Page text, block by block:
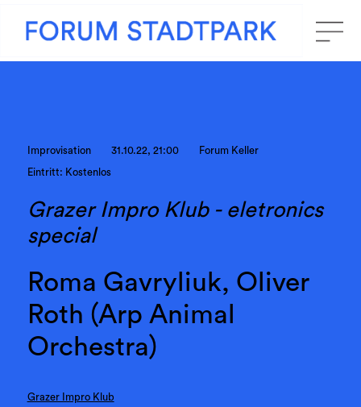
Improvisation 31.10.22, 21:00 Forum Keller
Eintritt: Kostenlos
Grazer Impro Klub - eletronics
special
Roma Gavryliuk, Oliver
Roth (Arp Animal
Orchestra)
Grazer Impro Klub